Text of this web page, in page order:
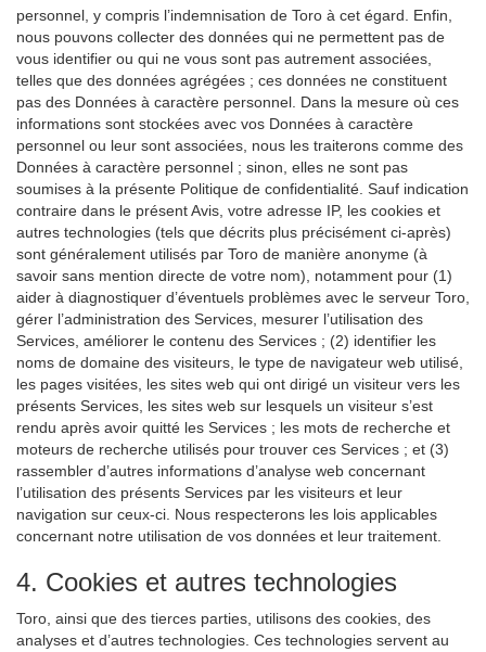
personnel, y compris l’indemnisation de Toro à cet égard. Enfin,
nous pouvons collecter des données qui ne permettent pas de
vous identifier ou qui ne vous sont pas autrement associées,
telles que des données agrégées ; ces données ne constituent
pas des Données à caractère personnel. Dans la mesure où ces
informations sont stockées avec vos Données à caractère
personnel ou leur sont associées, nous les traiterons comme des
Données à caractère personnel ; sinon, elles ne sont pas
soumises à la présente Politique de confidentialité. Sauf indication
contraire dans le présent Avis, votre adresse IP, les cookies et
autres technologies (tels que décrits plus précisément ci-après)
sont généralement utilisés par Toro de manière anonyme (à
savoir sans mention directe de votre nom), notamment pour (1)
aider à diagnostiquer d’éventuels problèmes avec le serveur Toro,
gérer l’administration des Services, mesurer l’utilisation des
Services, améliorer le contenu des Services ; (2) identifier les
noms de domaine des visiteurs, le type de navigateur web utilisé,
les pages visitées, les sites web qui ont dirigé un visiteur vers les
présents Services, les sites web sur lesquels un visiteur s’est
rendu après avoir quitté les Services ; les mots de recherche et
moteurs de recherche utilisés pour trouver ces Services ; et (3)
rassembler d’autres informations d’analyse web concernant
l’utilisation des présents Services par les visiteurs et leur
navigation sur ceux-ci. Nous respecterons les lois applicables
concernant notre utilisation de vos données et leur traitement.
4. Cookies et autres technologies
Toro, ainsi que des tierces parties, utilisons des cookies, des
analyses et d’autres technologies. Ces technologies servent au